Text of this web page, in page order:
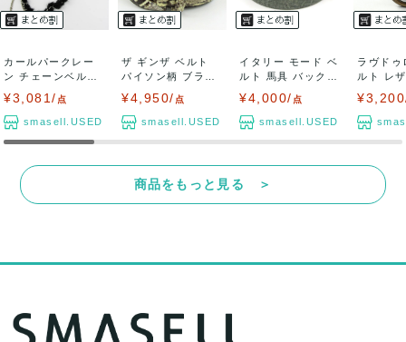
カールパークレー
ン チェーンベルト
¥3,081/ 点
smasell.USED
ザ ギンザ ベルト
パイソン柄 ブラン
¥4,950/ 点
smasell.USED
イタリー モード ベ
ルト 馬具 バックル
¥4,000/ 点
smasell.USED
ラヴドゥ
ルト レ
商品をもっと見る ＞